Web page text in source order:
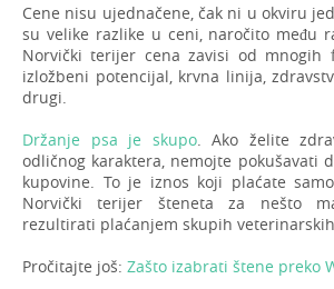
Cene nisu ujednačene, čak ni u okviru
su velike razlike u ceni, naročito među
Norvički terijer cena zavisi od mnogih
izložbeni potencijal, krvna linija,
drugi.
Držanje psa je skupo. Ako želite
odličnog karaktera, nemojte pokušavati
kupovine. To je iznos koji plaćate
Norvički terijer šteneta za nešto
rezultirati plaćanjem skupih veterinarskih
Pročitajte još: Zašto izabrati štene preko